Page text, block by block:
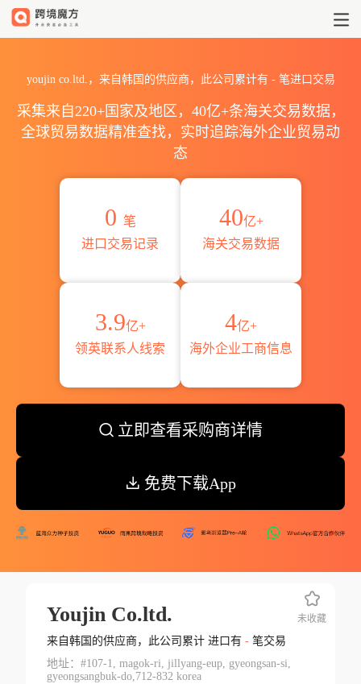
youjin co.ltd.，来自韩国的供应商，此公司累计有 -笔进口交易
采集来自220+国家及地区，40亿+条海关交易数据，
全球贸易数据精准查找，实时追踪海外企业贸易动
态
0 笔
进口交易记录
40亿+
海关交易数据
3.9亿+
领英联系人线索
4亿+
海外企业工商信息
立即查看采购商详情
免费下载App
Youjin Co.ltd.
来自韩国的供应商，此公司累计 进口有 -笔交易
地址：#107-1, magok-ri, jillyang-eup, gyeongsan-si,
gyeongsangbuk-do,712-832 korea
未收藏